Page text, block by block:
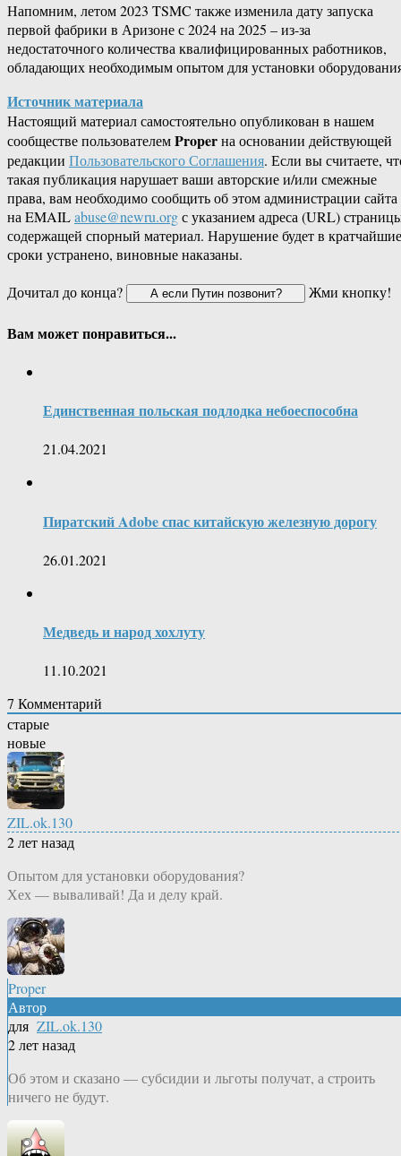
Напомним, летом 2023 TSMC также изменила дату запуска
первой фабрики в Аризоне с 2024 на 2025 – из-за
недостаточного количества квалифицированных работников,
обладающих необходимым опытом для установки
Источник материала
Настоящий материал самостоятельно опубликован в нашем
сообществе пользователемProperна основании действующей
редакции Пользовательского Соглашения. Если вы считаете,
такая публикация нарушает ваши авторские и/или смежные
права, вам необходимо сообщить об этом администрации сайта
на EMAILabuse@newru.orgс указанием адреса (URL)
содержащей спорный материал. Нарушение будет в кратчайшие
сроки устранено, виновные наказаны.
Дочитал до конца?
Жми кнопку!
Вам может понравиться...
Единственная польская подлодка небоеспособна
21.04.2021
Пиратский Adobe спас китайскую железную дорогу
26.01.2021
Медведь и народ хохлуту
11.10.2021
7 Комментарий
старые
новые
ZIL.ok.130
2 лет назад
Опытом для установки оборудования?
Хех — вываливай! Да и делу край.
Proper
Автор
для ZIL.ok.130
2 лет назад
Об этом и сказано — субсидии и льготы получат, а строить
ничего не будут.